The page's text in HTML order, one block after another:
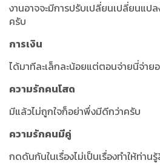
งานอาจจะมีการปรับเปลี่ยนเปลี่ยนแป
ครับ
การเงิน
ได้มาทีละเล็กละน้อยแต่ตอนจ่ายนี่จ่าย
ความรักคนโสด
มีแล้วไม่ถูกใจก็อย่าพึ่งมีดีกว่าครับ
ความรักคนมีคู่
กดดันกันในเรื่องไม่เป็นเรื่องทำให้ท่า